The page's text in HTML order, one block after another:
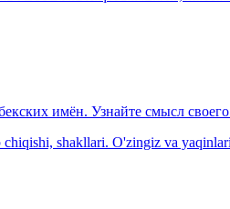
имён. Узнайте смысл
shakllari. O'zingiz va